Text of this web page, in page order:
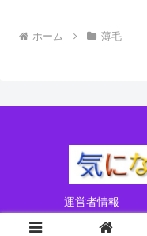
ホーム 薄毛
運営者情報
Copyright © 2017-2026